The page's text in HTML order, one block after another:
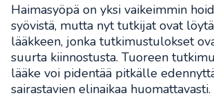
Haimasyöpä on yksi vaikeimmin
syövistä, mutta nyt tutkijat ovat
lääkkeen, jonka tutkimustulokset
suurta kiinnostusta. Tuoreen
lääke voi pidentää pitkälle
sairastavien elinaikaa huomattavasti.